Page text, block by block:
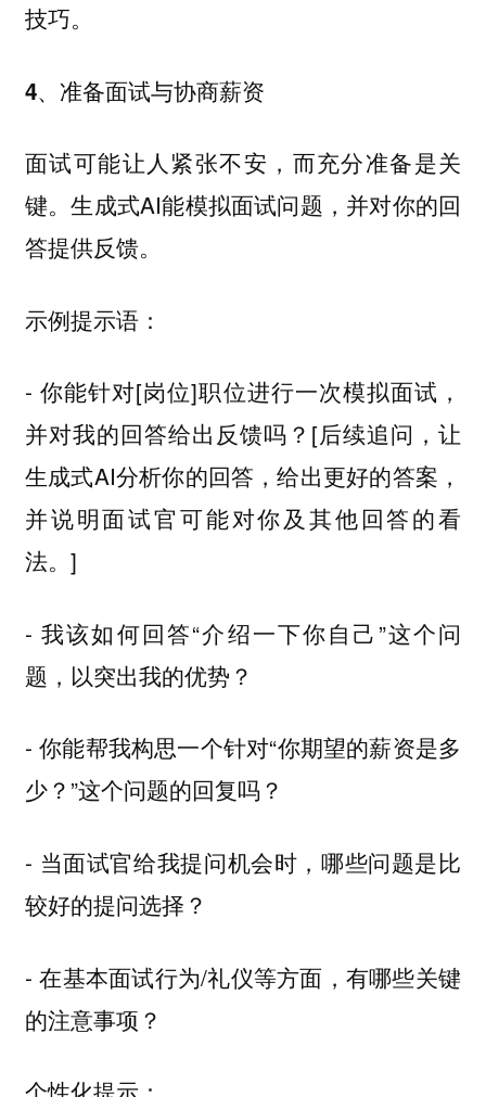
技巧。
4、准备面试与协商薪资
面试可能让人紧张不安，而充分准备是关
键。生成式AI能模拟面试问题，并对你的回
答提供反馈。
示例提示语：
- 你能针对[岗位]职位进行一次模拟面试，
并对我的回答给出反馈吗？[后续追问，让
生成式AI分析你的回答，给出更好的答案，
并说明面试官可能对你及其他回答的看
法。]
- 我该如何回答“介绍一下你自己”这个问
题，以突出我的优势？
- 你能帮我构思一个针对“你期望的薪资是多
少？”这个问题的回复吗？
- 当面试官给我提问机会时，哪些问题是比
较好的提问选择？
- 在基本面试行为/礼仪等方面，有哪些关键
的注意事项？